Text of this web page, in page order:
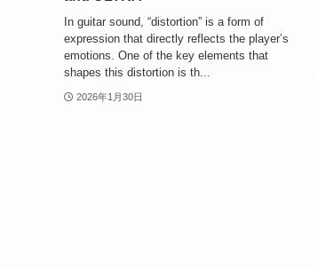
In guitar sound, “distortion” is a form of
expression that directly reflects the player’s
emotions. One of the key elements that
shapes this distortion is th...
2026年1月30日